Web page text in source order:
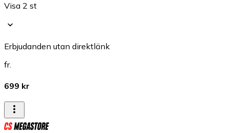
Visa 2 st
Erbjudanden utan direktlänk
fr.
699 kr